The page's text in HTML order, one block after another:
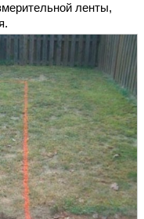
ленты,